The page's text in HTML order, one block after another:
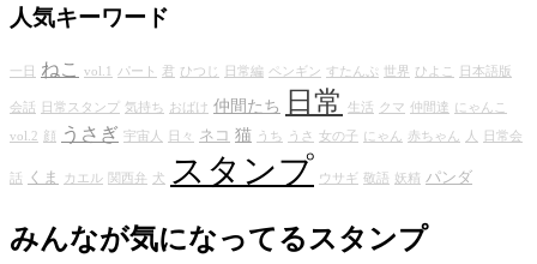
人気キーワード
一日 ねこ vol.1 パート 君 ひつじ 日常編 ペンギン すたんぷ 世界 ひよこ 日本語版
会話 日常スタンプ 気持ち おばけ 仲間たち 日常 生活 クマ 仲間達 にゃんこ
vol.2 顔 うさぎ 宇宙人 日々 ネコ 猫 うち うさ 女の子 にゃん 赤ちゃん 人 日常会
話 くま カエル 関西弁 犬 スタンプ ウサギ 敬語 妖精 パンダ
みんなが気になってるスタンプ